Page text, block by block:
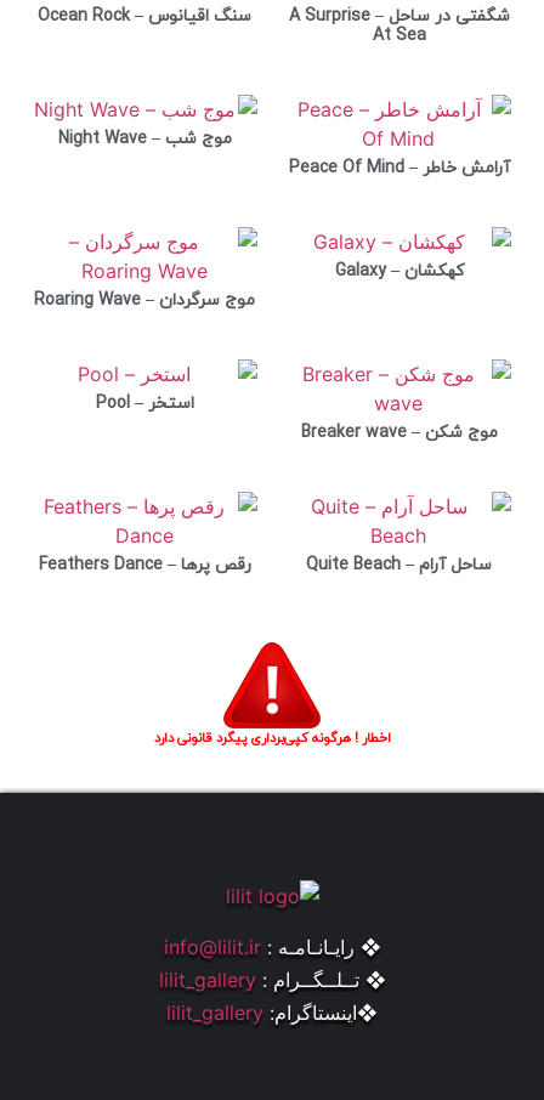
شگفتی در ساحل – A Surprise
At Sea
سنگ اقیانوس – Ocean Rock
آرامش خاطر – Peace Of Mind
موج شب – Night Wave
کهکشان – Galaxy
موج سرگردان – Roaring Wave
موج شکن – Breaker wave
استخر – Pool
ساحل آرام – Quite Beach رقص پرها – Feathers Dance
اخطار ! هرگونه کپی‌برداری پیگرد قانونی دارد
❖ رایـانـامـه : info@lilit.ir
❖ تــلــگــرام : lilit_gallery
❖اینستاگرام: lilit_gallery